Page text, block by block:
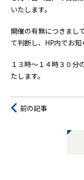
いたします。
開催の有無につきまし
て判断し、HP内でお知
１３時～１４時３０分
たします。
前の記事